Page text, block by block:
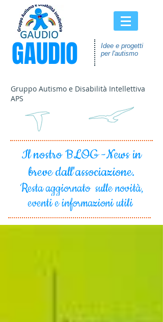
GAUDIO
Idee e progetti
per l'autismo
Gruppo Autismo e Disabilità Intellettiva
APS
Il nostro BLOG -News in
breve dall'associazione.
Resta aggiornato sulle novità,
eventi e informazioni utili